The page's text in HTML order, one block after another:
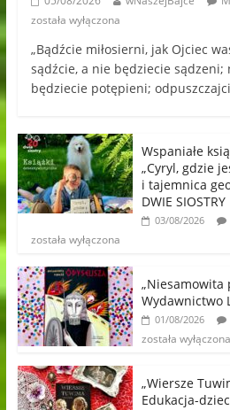
została wyłączona
„Bądźcie miłosierni, jak Ojciec
sądźcie, a nie będziecie
będziecie potępieni;
Wspaniałe
„Cyryl, gdzie
i tajemnica
DWIE SIOSTRY
03/08/2026
została wyłączona
„Niesamowita
Wydawnictwo
01/08/2026
została wyłączona
„Wiersze
Edukacja-